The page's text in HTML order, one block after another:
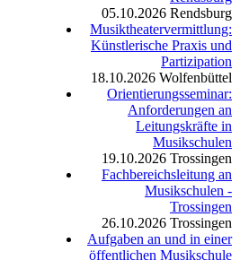
05.10.2026 Rendsburg
Musiktheatervermittlung:
Künstlerische Praxis und
Partizipation
18.10.2026 Wolfenbüttel
Orientierungsseminar:
Anforderungen an
Leitungskräfte in
Musikschulen
19.10.2026 Trossingen
Fachbereichsleitung an
Musikschulen -
Trossingen
26.10.2026 Trossingen
Aufgaben an und in einer
öffentlichen Musikschule